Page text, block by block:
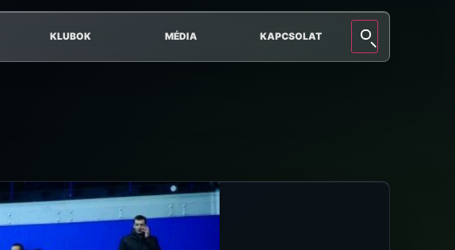
KLUBOK MÉDIA KAPCSOLAT